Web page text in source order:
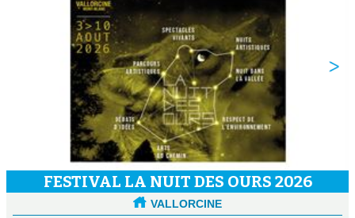
FESTIVAL LA NUIT DES OURS 2026
VALLORCINE